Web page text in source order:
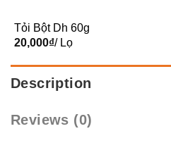
Tỏi Bột Dh 60g
20,000₫/ Lọ
Description
Reviews (0)